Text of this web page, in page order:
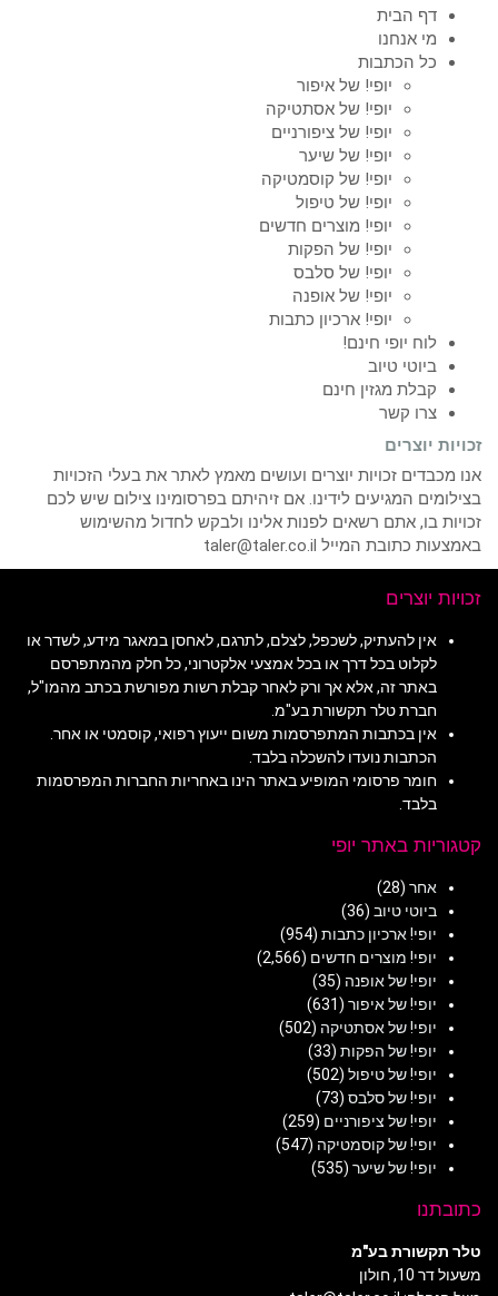
דף הבית
מי אנחנו
כל הכתבות
יופי! של איפור
יופי! של אסתטיקה
יופי! של ציפורניים
יופי! של שיער
יופי! של קוסמטיקה
יופי! של טיפול
יופי! מוצרים חדשים
יופי! של הפקות
יופי! של סלבס
יופי! של אופנה
יופי! ארכיון כתבות
לוח יופי חינם!
ביוטי טיוב
קבלת מגזין חינם
צרו קשר
זכויות יוצרים
אנו מכבדים זכויות יוצרים ועושים מאמץ לאתר את בעלי הזכויות
בצילומים המגיעים לידינו. אם זיהיתם בפרסומינו צילום שיש לכם
זכויות בו, אתם רשאים לפנות אלינו ולבקש לחדול מהשימוש
באמצעות כתובת המייל taler@taler.co.il
זכויות יוצרים
אין להעתיק, לשכפל, לצלם, לתרגם, לאחסן במאגר מידע, לשדר או
לקלוט בכל דרך או בכל אמצעי אלקטרוני, כל חלק מהמתפרסם
באתר זה, אלא אך ורק לאחר קבלת רשות מפורשת בכתב מהמו"ל,
חברת טלר תקשורת בע"מ.
אין בכתבות המתפרסמות משום ייעוץ רפואי, קוסמטי או אחר.
הכתבות נועדו להשכלה בלבד.
חומר פרסומי המופיע באתר הינו באחריות החברות המפרסמות
בלבד.
קטגוריות באתר יופי
אחר (28)
ביוטי טיוב (36)
יופי! ארכיון כתבות (954)
יופי! מוצרים חדשים (2,566)
יופי! של אופנה (35)
יופי! של איפור (631)
יופי! של אסתטיקה (502)
יופי! של הפקות (33)
יופי! של טיפול (502)
יופי! של סלבס (73)
יופי! של ציפורניים (259)
יופי! של קוסמטיקה (547)
יופי! של שיער (535)
כתובתנו
טלר תקשורת בע"מ
משעול דר 10, חולון